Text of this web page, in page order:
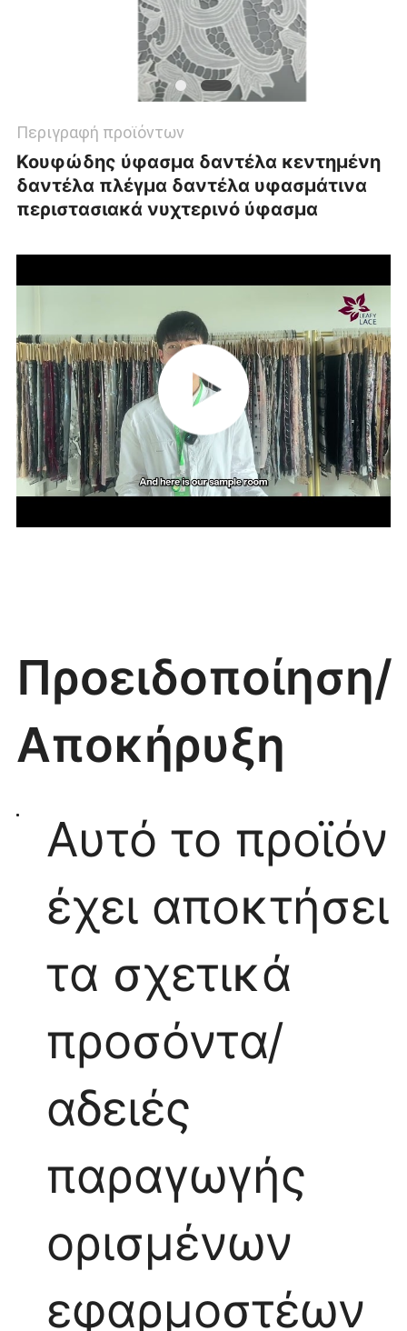
Περιγραφή προϊόντων
Κουφώδης ύφασμα δαντέλα κεντημένη
δαντέλα πλέγμα δαντέλα υφασμάτινα
περιστασιακά νυχτερινό ύφασμα
Προειδοποίηση/
Αποκήρυξη
Αυτό το προϊόν
έχει αποκτήσει
τα σχετικά
προσόντα/
αδειές
παραγωγής
ορισμένων
εφαρμοστέων